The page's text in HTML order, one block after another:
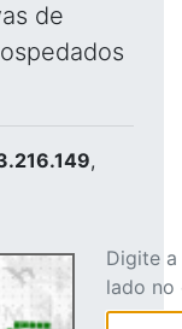
de
,
Digite
lado no